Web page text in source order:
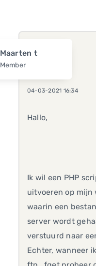
Maarten t
Member
04-03-2021 16:34
Hallo,
Ik wil een PHP
uitvoeren op mijn
waarin een
server wordt
verstuurd naar
Echter, wanneer